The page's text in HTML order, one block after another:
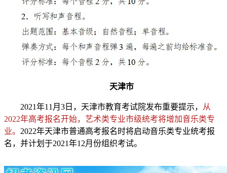
天津市
2021年11月3日，天津市教育考试院发布重要提示， 从
2022年高考报名开始，艺术类专业市级统考将增加音乐类专
业。 2022年天津市普通高考报名时将启动音乐类专业统考报
名，并计划于2021年12月份组织考试。